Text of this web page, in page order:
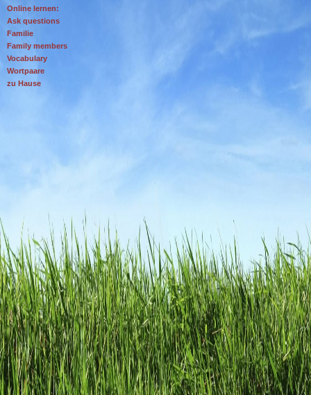
Online lernen:
Ask questions
Familie
Family members
Vocabulary
Wortpaare
zu Hause